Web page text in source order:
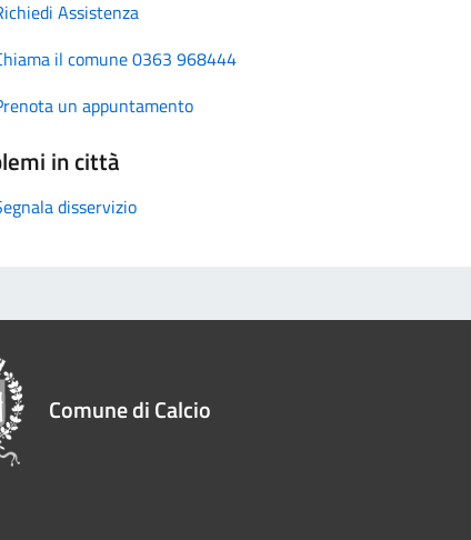
Assistenza
il comune 0363 968444
un appuntamento
in città
disservizio
Comune di Calcio